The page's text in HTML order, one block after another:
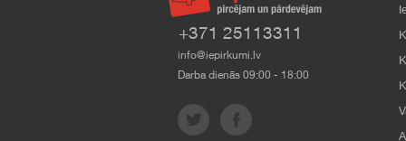
+371 25113311
info@iepirkumi.lv
Darba dienās 09:00 - 18:00